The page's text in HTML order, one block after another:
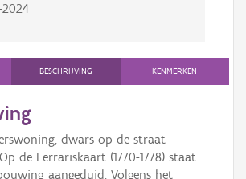
2024
BESCHRIJVING KENMERKEN
dwars op de straat
de Ferrariskaart (1770-1778) staat
aangeduid. Volgens het